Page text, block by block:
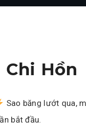
Chi Hồn
Sao băng lướt qua,
bắt đầu.